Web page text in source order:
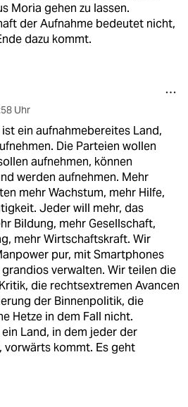
Moria gehen zu lassen.
der Aufnahme bedeutet nicht,
dazu kommt.
Uhr
ein aufnahmebereites Land,
Die Parteien wollen
aufnehmen, können
werden aufnehmen. Mehr
mehr Wachstum, mehr Hilfe,
Jeder will mehr, das
Bildung, mehr Gesellschaft,
mehr Wirtschaftskraft. Wir
pur, mit Smartphones
verwalten. Wir teilen die
die rechtsextremen Avancen
der Binnenpolitik, die
Hetze in dem Fall nicht.
Land, in dem jeder der
vorwärts kommt. Es geht